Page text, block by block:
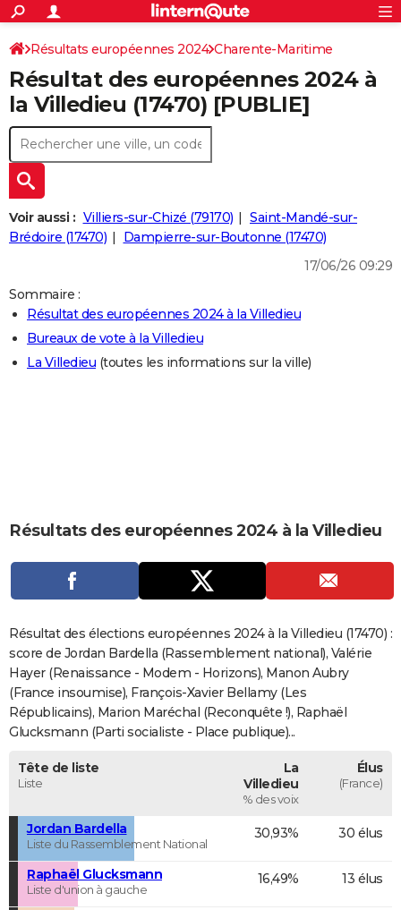
ACTUALITÉS
Politique
Société
Faits Divers
Education
Monde
Villes
+
SPORT
Coupe du monde 2026
Football
Tennis
Cyclisme
Rugby
Forum
CULTURE
Programme TV
TNT
Streaming
Cinéma
Sorties cinéma
Musique
+
FINANCE
Retraite
Impôts
Epargne
Immobilier
Risques naturels par ville
Banque
Assurance
Crédit
AUTO
Essais
Réserver un essai
Citadines
Berlines
SUV
Forum auto
+
HIGH-TECH
Mobiles
Meilleur smartphone
Internet
Ordinateurs
Jeux vidéo
Guide high-tech
+
BRICOLAGE
Guides de France
Escapades
Patrimoine
Expositions
Musées
Week-end nature
LIFESTYLE
Art de vivre
Bien-être
Loisirs
Mode
Modes de vie
CARTE DE VOEUX
Carte de Noël
Carte Bonne année
Carte Saint-Valentin
Carte Pâques
Carte d'anniversaire
DICTIONNAIRE
Dictionnaire
Biographies
Citations
Expressions
Proverbes
PROGRAMME TV
COPAINS D'AVANT
S'inscrire
Se connecter
Lycées
Collèges
Primaires
Universités
Entreprises
Service militaire
Avis de recherche
AVIS DE DÉCÈS
FORUM
Rechercher
S'inscrire
Connexion
Résultats européennes 2024 Charente-Maritime
Résultat des européennes 2024 à
la Villedieu (17470) [PUBLIE]
Voir aussi : Villiers-sur-Chizé (79170)
Saint-Mandé-sur-
Brédoire (17470)
Dampierre-sur-Boutonne (17470)
17/06/26 09:29
Sommaire :
Résultat des européennes 2024 à la Villedieu
Bureaux de vote à la Villedieu
La Villedieu (toutes les informations sur la ville)
Résultats des européennes 2024 à la Villedieu
Résultat des élections européennes 2024 à la Villedieu (17470) :
score de Jordan Bardella (Rassemblement national), Valérie
Hayer (Renaissance - Modem - Horizons), Manon Aubry
(France insoumise), François-Xavier Bellamy (Les
Républicains), Marion Maréchal (Reconquête !), Raphaël
Glucksmann (Parti socialiste - Place publique)...
Tête de liste
Liste
La
Villedieu
% des voix
Élus
(France)
Jordan Bardella
Liste du Rassemblement National
30,93% 30 élus
Raphaël Glucksmann
Liste d'union à gauche
16,49% 13 élus